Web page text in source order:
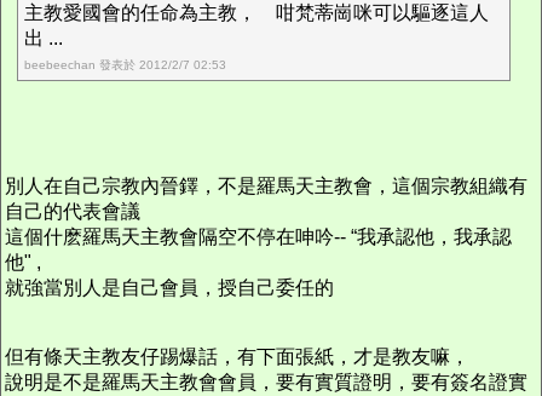
主教愛國會的任命為主教， 咁梵蒂崗咪可以驅逐這人
出 ...
beebeechan 發表於 2012/2/7 02:53
別人在自己宗教內晉鐸，不是羅馬天主教會，這個宗教組織有
自己的代表會議
這個什麽羅馬天主教會隔空不停在呻吟-- “我承認他，我承認
他" ,
就強當別人是自己會員，授自己委任的
但有條天主教友仔踢爆話，有下面張紙，才是教友嘛，
說明是不是羅馬天主教會會員，要有實質證明，要有簽名證實